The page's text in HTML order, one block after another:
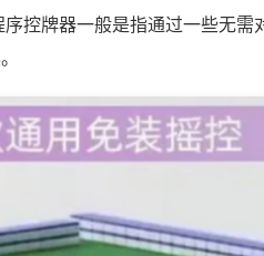
控牌器一般是指通过一些无需